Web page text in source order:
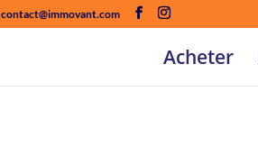
contact@immovant.com
Acheter